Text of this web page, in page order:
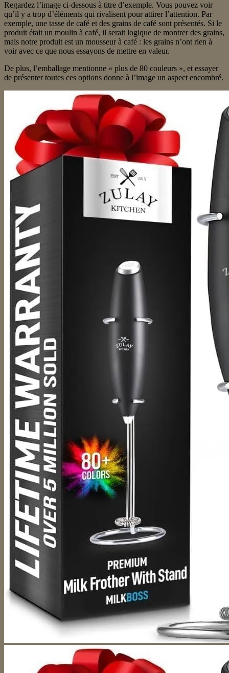
Regardez l’image ci-dessous à titre d’exemple. Vous pouvez voir
qu’il y a trop d’éléments qui rivalisent pour attirer l’attention. Par
exemple, une tasse de café et des grains de café sont présentés. Si le
produit était un moulin à café, il serait logique de montrer des grains,
mais notre produit est un mousseur à café : les grains n’ont rien à
voir avec ce que nous essayons de mettre en valeur.
De plus, l’emballage mentionne « plus de 80 couleurs », et essayer
de présenter toutes ces options donne à l’image un aspect encombré.